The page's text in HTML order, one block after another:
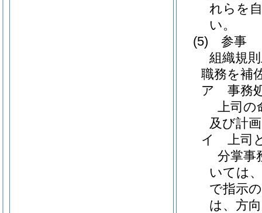
れらを
い。
(5)
参事
組織規
職務を補
ア
事務
上司の
及び計
イ
上司
分掌事
いては
で指示
は、方